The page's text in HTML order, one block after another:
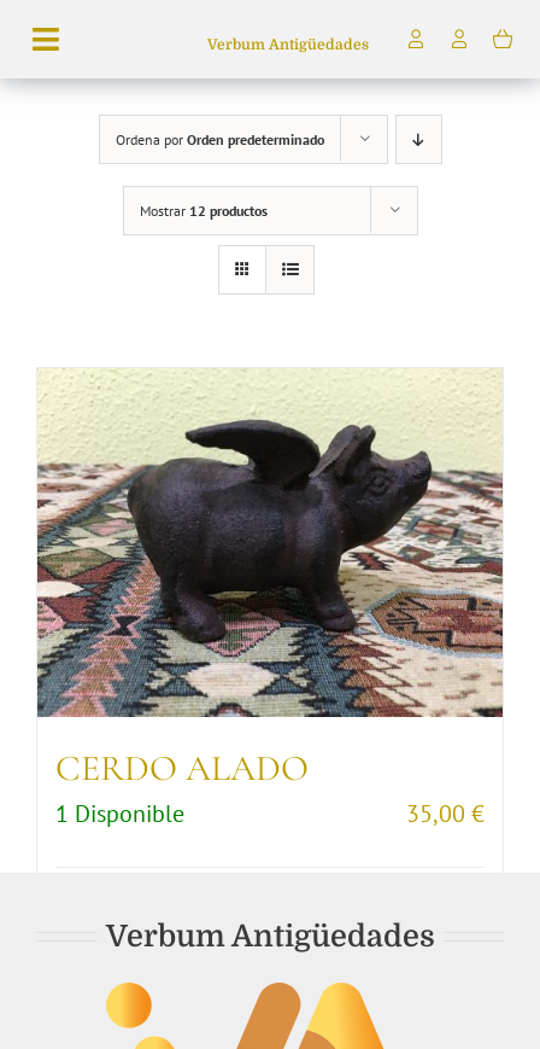
contenido
Toggle
Navigation
productos
Quiénes somos
Verbum Antigüedades
Ordena por Orden predeterminado
Mostrar 12 productos
CERDO ALADO
1 Disponible 35,00 €
Verbum Antigüedades